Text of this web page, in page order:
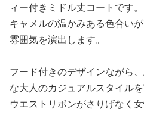
ィー付きミドル丈コートです。
キャメルの温かみある色合い
雰囲気を演出します。
フード付きのデザインながら
な大人のカジュアルスタイルを
ウエストリボンがさりげなく